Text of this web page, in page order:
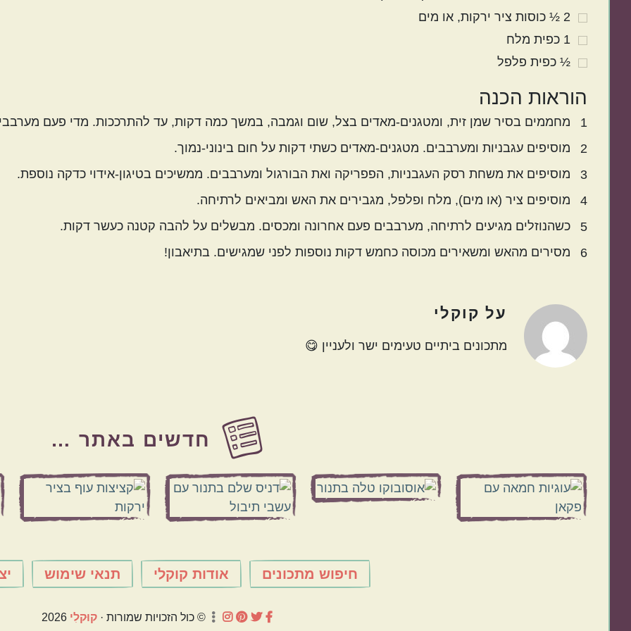
2 ½
כוסות ציר ירקות או מים
1 כפית מלח
½ כפית פלפל
הוראות הכנה
1
מחממים בסיר שמן זית, ומטגנים-מאדים בצל, שום וגמבה, במשך כמה דקות, עד להתרככות. מדי פעם
2
מוסיפים עגבניות ומערבבים. מטגנים-מאדים כשתי דקות על חום בינוני-נמוך.
3
מוסיפים את משחת רסק העגבניות, הפפריקה ואת הבורגול ומערבבים. ממשיכים בטיגון-אידוי כדקה נוספת.
4
מוסיפים ציר (או מים), מלח ופלפל, מגבירים את האש ומביאים לרתיחה.
5
כשהנוזלים מגיעים לרתיחה, מערבבים פעם אחרונה ומכסים. מבשלים על להבה קטנה כעשר דקות.
6
מסירים מהאש ומשאירים מכוסה כחמש דקות נוספות לפני שמגישים. בתיאבון!
על קוקלי
מתכונים ביתיים טעימים ישר ולעניין 😋
חדשים באתר …
חיפוש מתכונים אודות קוקלי תנאי שימוש
© כול הזכויות שמורות · קוּקלִי